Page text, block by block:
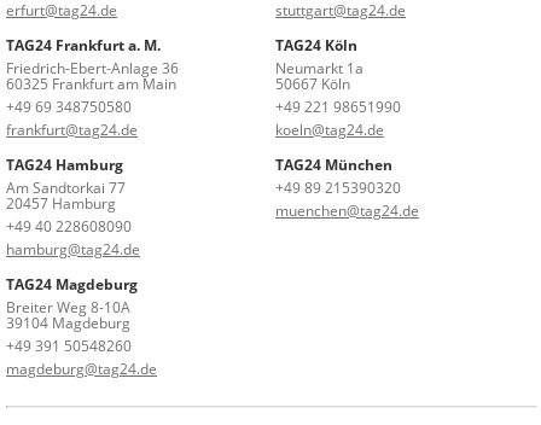
erfurt@tag24.de
stuttgart@tag24.de
TAG24 Frankfurt a. M.
Friedrich-Ebert-Anlage 36
60325 Frankfurt am Main
+49 69 348750580
frankfurt@tag24.de
TAG24 Köln
Neumarkt 1a
50667 Köln
+49 221 98651990
koeln@tag24.de
TAG24 Hamburg
Am Sandtorkai 77
20457 Hamburg
+49 40 228608090
hamburg@tag24.de
TAG24 München
+49 89 215390320
muenchen@tag24.de
TAG24 Magdeburg
Breiter Weg 8-10A
39104 Magdeburg
+49 391 50548260
magdeburg@tag24.de